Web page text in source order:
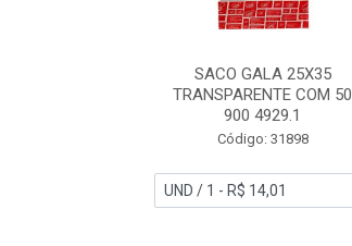
SACO GALA 25X35
TRANSPARENTE COM 50
900 4929.1
Código: 31898